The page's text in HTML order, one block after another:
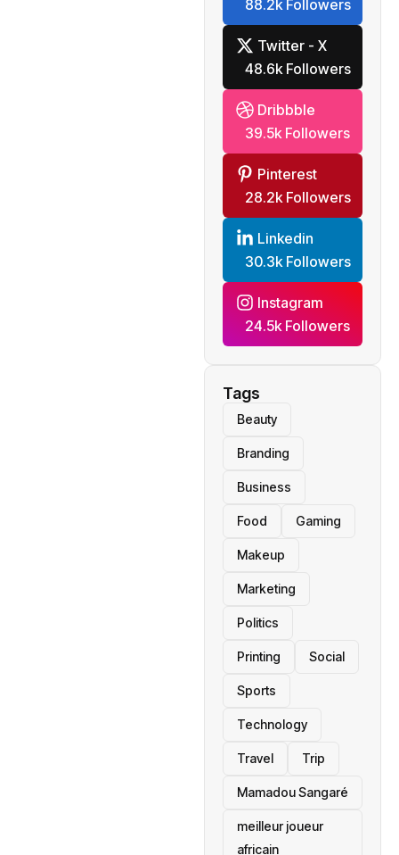
88.2k Followers
Twitter - X
48.6k Followers
Dribbble
39.5k Followers
Pinterest
28.2k Followers
Linkedin
30.3k Followers
Instagram
24.5k Followers
Tags
Beauty
Branding
Business
Food Gaming
Makeup
Marketing
Politics
Printing Social
Sports
Technology
Travel Trip
Mamadou Sangaré
meilleur joueur
africain